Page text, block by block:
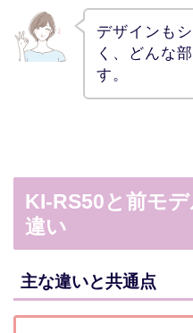
デザインも
く、どんな
す。
KI-RS50と前モ
違い
主な違いと共通点